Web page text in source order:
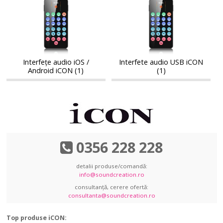
Interfețe audio iOS /
Android iCON (1)
Interfete audio USB iCON
(1)
0356 228 228
detalii produse/comandă:
info@soundcreation.ro
consultanță, cerere ofertă:
consultanta@soundcreation.ro
Top produse iCON: